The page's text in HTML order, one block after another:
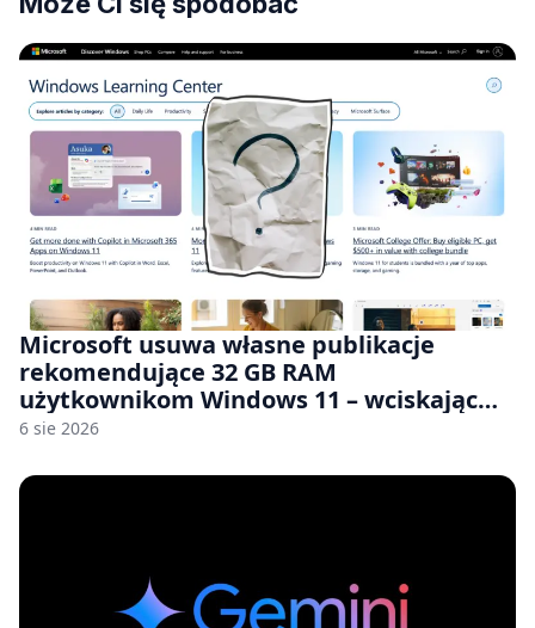
Microsoft usuwa własne publikacje
rekomendujące 32 GB RAM
użytkownikom Windows 11 – wciskając
nam przy tym komputery z 8 GB RAM po
6 sie 2026